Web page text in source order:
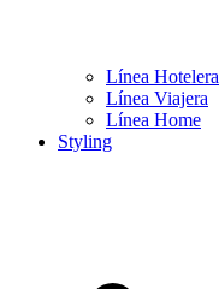
Línea Hotelera
Línea Viajera
Línea Home
Styling